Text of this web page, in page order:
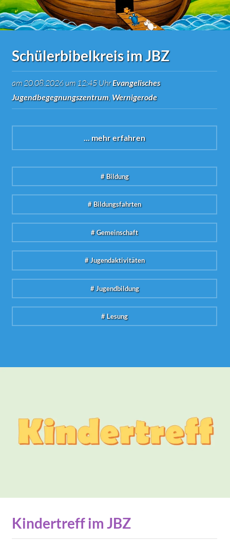
Schülerbibelkreis im JBZ
am 20.08.2026 um 12:45 UhrEvangelisches
Jugendbegegnungszentrum, Wernigerode
... mehr erfahren
# Bildung
# Bildungsfahrten
# Gemeinschaft
# Jugendaktivitäten
# Jugendbildung
# Lesung
Kindertreff im JBZ